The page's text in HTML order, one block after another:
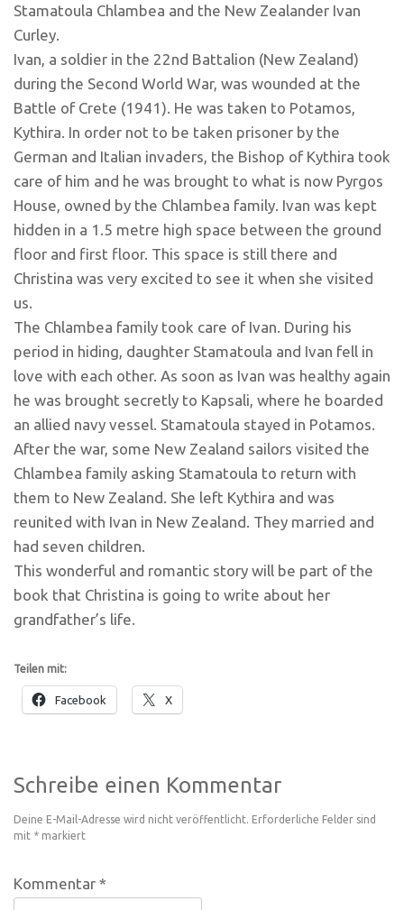
Stamatoula Chlambea and the New Zealander Ivan
Curley.
Ivan, a soldier in the 22nd Battalion (New Zealand)
during the Second World War, was wounded at the
Battle of Crete (1941). He was taken to Potamos,
Kythira. In order not to be taken prisoner by the
German and Italian invaders, the Bishop of Kythira took
care of him and he was brought to what is now Pyrgos
House, owned by the Chlambea family. Ivan was kept
hidden in a 1.5 metre high space between the ground
floor and first floor. This space is still there and
Christina was very excited to see it when she visited
us.
The Chlambea family took care of Ivan. During his
period in hiding, daughter Stamatoula and Ivan fell in
love with each other. As soon as Ivan was healthy again
he was brought secretly to Kapsali, where he boarded
an allied navy vessel. Stamatoula stayed in Potamos.
After the war, some New Zealand sailors visited the
Chlambea family asking Stamatoula to return with
them to New Zealand. She left Kythira and was
reunited with Ivan in New Zealand. They married and
had seven children.
This wonderful and romantic story will be part of the
book that Christina is going to write about her
grandfather’s life.
Teilen mit:
Facebook X
Schreibe einen Kommentar
Deine E-Mail-Adresse wird nicht veröffentlicht. Erforderliche Felder sind
mit * markiert
Kommentar *